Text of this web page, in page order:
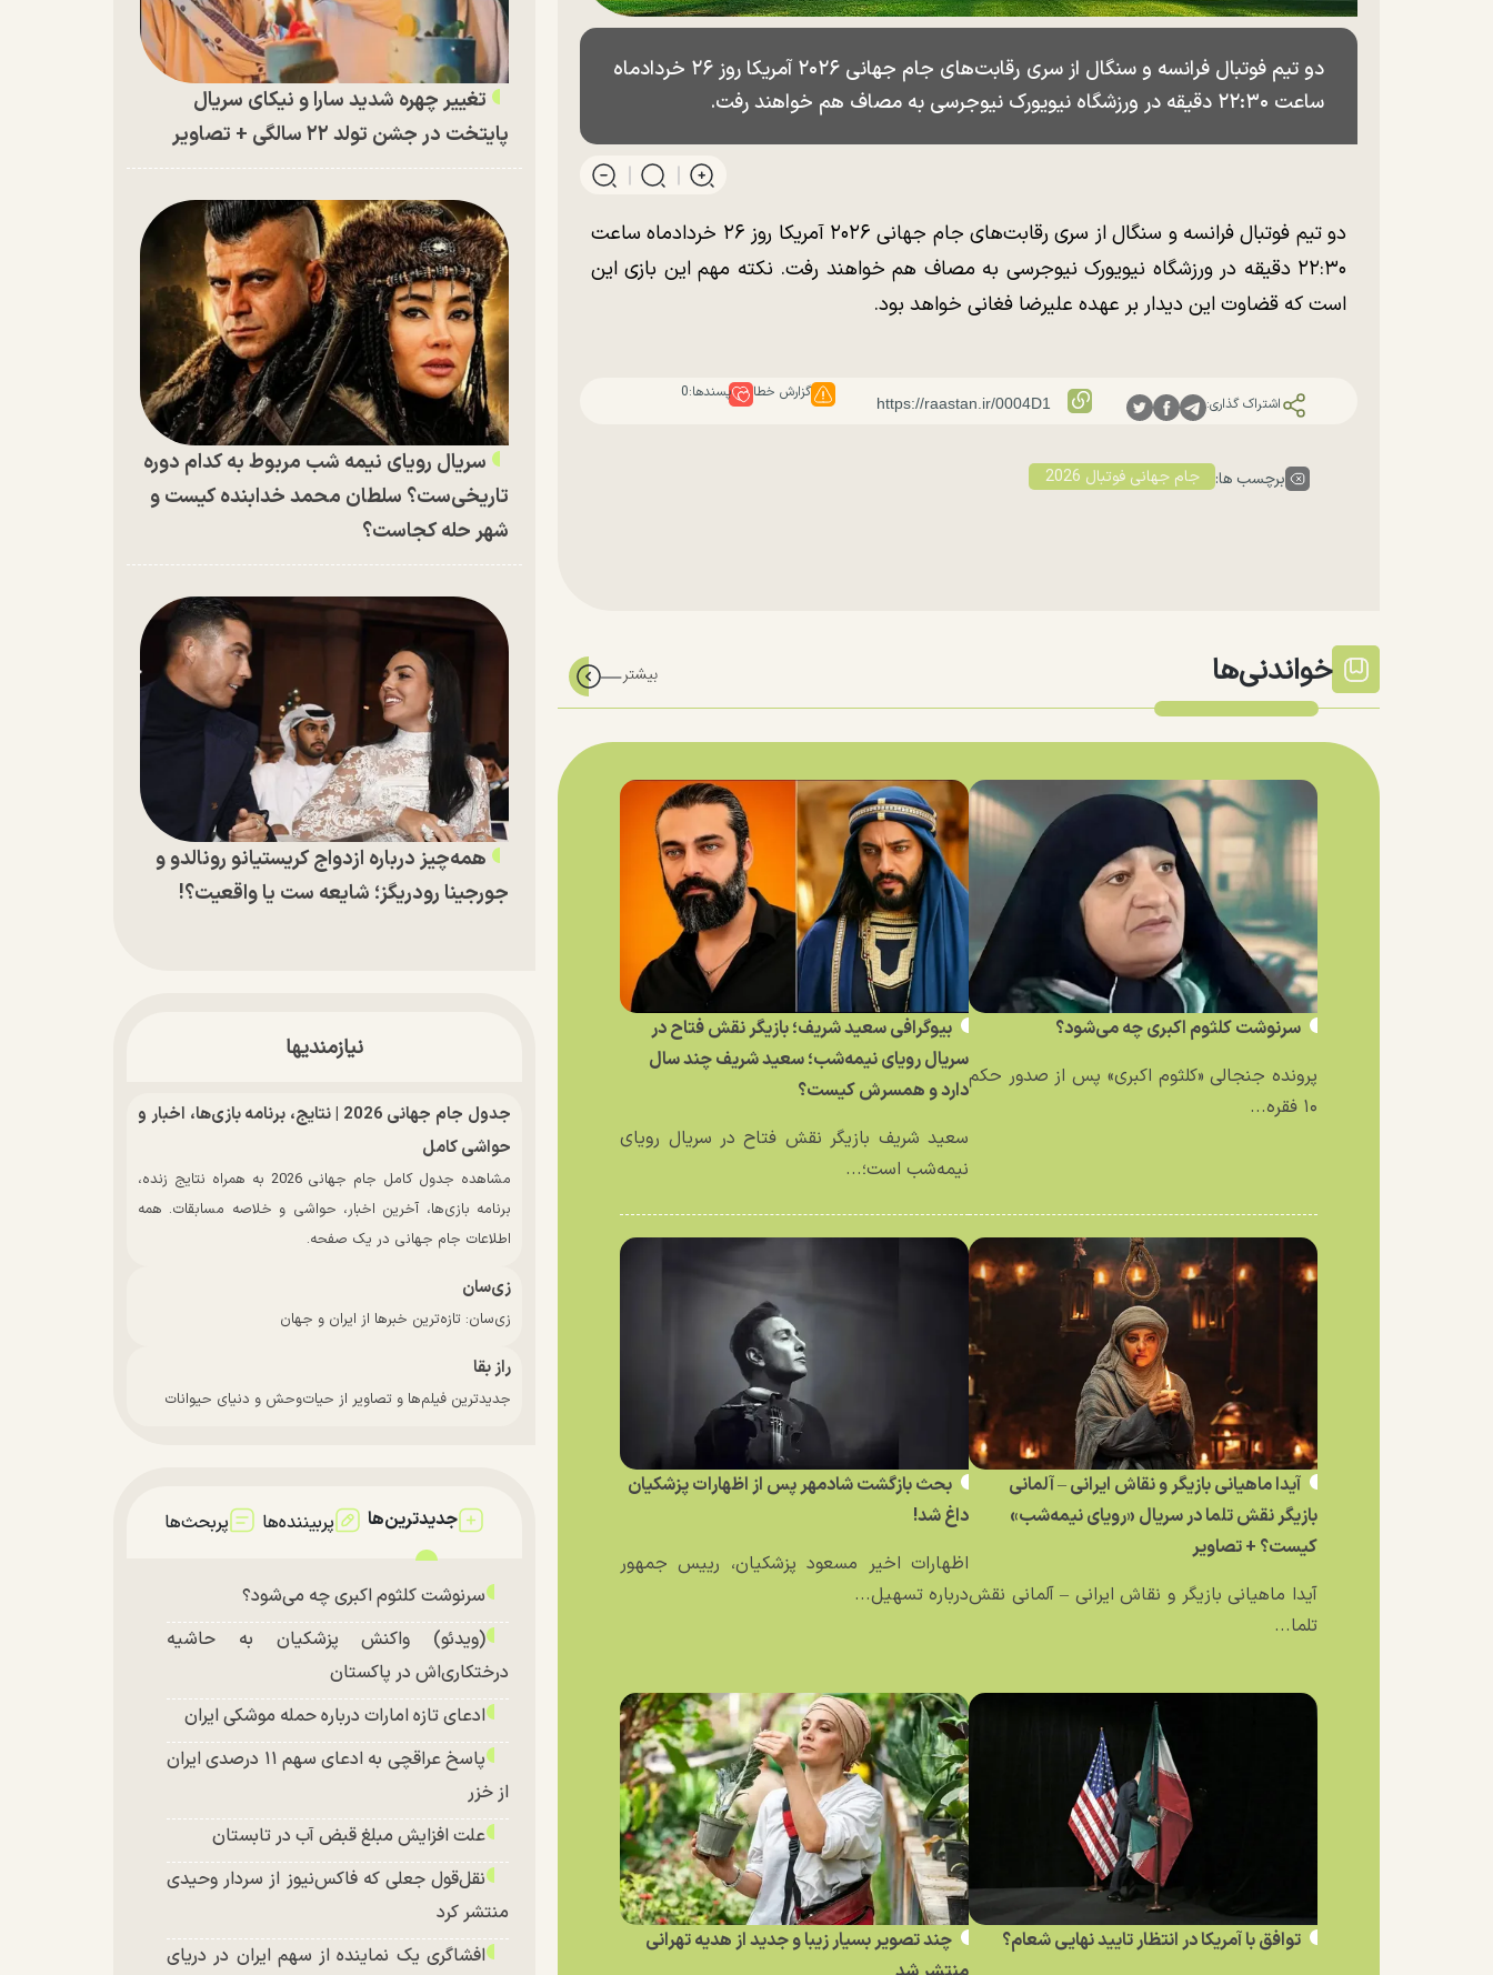
دو تیم فوتبال فرانسه و سنگال از سری رقابت‌های جام جهانی ۲۰۲۶ آمریکا روز ۲۶ خردادماه
ساعت ۲۲:۳۰ دقیقه در ورزشگاه نیویورک نیوجرسی به مصاف هم خواهند رفت.
دو تیم فوتبال فرانسه و سنگال از سری رقابت‌های جام جهانی ۲۰۲۶ آمریکا روز ۲۶ خردادماه ساعت
۲۲:۳۰ دقیقه در ورزشگاه نیویورک نیوجرسی به مصاف هم خواهند رفت. نکته مهم این بازی این
است که قضاوت این دیدار بر عهده علیرضا فغانی خواهد بود.
اشتراک گذاری:
گزارش خطا پسندها:0
برچسب ها: جام جهانی فوتبال 2026
خواندنی‌ها
سرنوشت کلثوم اکبری چه می‌شود؟
پرونده جنجالی «کلثوم اکبری» پس از صدور حکم
۱۰ فقره...
بیوگرافی سعید شریف؛ بازیگر نقش فتاح در
سریال رویای نیمه‌شب؛ سعید شریف چند سال
دارد و همسرش کیست؟
سعید شریف بازیگر نقش فتاح در سریال رویای
نیمه‌شب است؛...
آیدا ماهیانی بازیگر و نقاش ایرانی – آلمانی
بازیگر نقش تلما در سریال «رویای نیمه‌شب»
کیست؟ + تصاویر
آیدا ماهیانی بازیگر و نقاش ایرانی – آلمانی نقش
تلما...
بحث بازگشت شادمهر پس از اظهارات پزشکیان
داغ شد!
اظهارات اخیر مسعود پزشکیان، رییس جمهور
درباره تسهیل...
توافق با آمریکا در انتظار تایید نهایی شعام؟
چند تصویر بسیار زیبا و جدید از هدیه تهرانی
تغییر چهره شدید سارا و نیکای سریال
پایتخت در جشن تولد ۲۲ سالگی + تصاویر
سریال رویای نیمه شب مربوط به کدام دوره
تاریخی‌ست؟ سلطان محمد خدابنده کیست و
شهر حله کجاست؟
همه‌چیز درباره ازدواج کریستیانو رونالدو و
جورجینا رودریگز؛ شایعه ست یا واقعیت؟!
نیازمندیها
جدول جام جهانی 2026 | نتایج، برنامه بازی‌ها، اخبار و
حواشی کامل
مشاهده جدول کامل جام جهانی 2026 به همراه نتایج زنده،
برنامه بازی‌ها، آخرین اخبار، حواشی و خلاصه مسابقات. همه
اطلاعات جام جهانی در یک صفحه.
زی‌سان
زی‌سان: تازه‌ترین خبرها از ایران و جهان
راز بقا
جدیدترین فیلم‌ها و تصاویر از حیات‌وحش و دنیای حیوانات
جدیدترین‌ها پربیننده‌ها پربحث‌ها
سرنوشت کلثوم اکبری چه می‌شود؟
(ویدئو) واکنش پزشکیان به حاشیه
درختکاری‌اش در پاکستان
ادعای تازه امارات درباره حمله موشکی ایران
پاسخ عراقچی به ادعای سهم ۱۱ درصدی ایران
از خزر
علت افزایش مبلغ قبض آب در تابستان
نقل‌قول جعلی که فاکس‌نیوز از سردار وحیدی
منتشر کرد
افشاگری یک نماینده از سهم ایران در دریای